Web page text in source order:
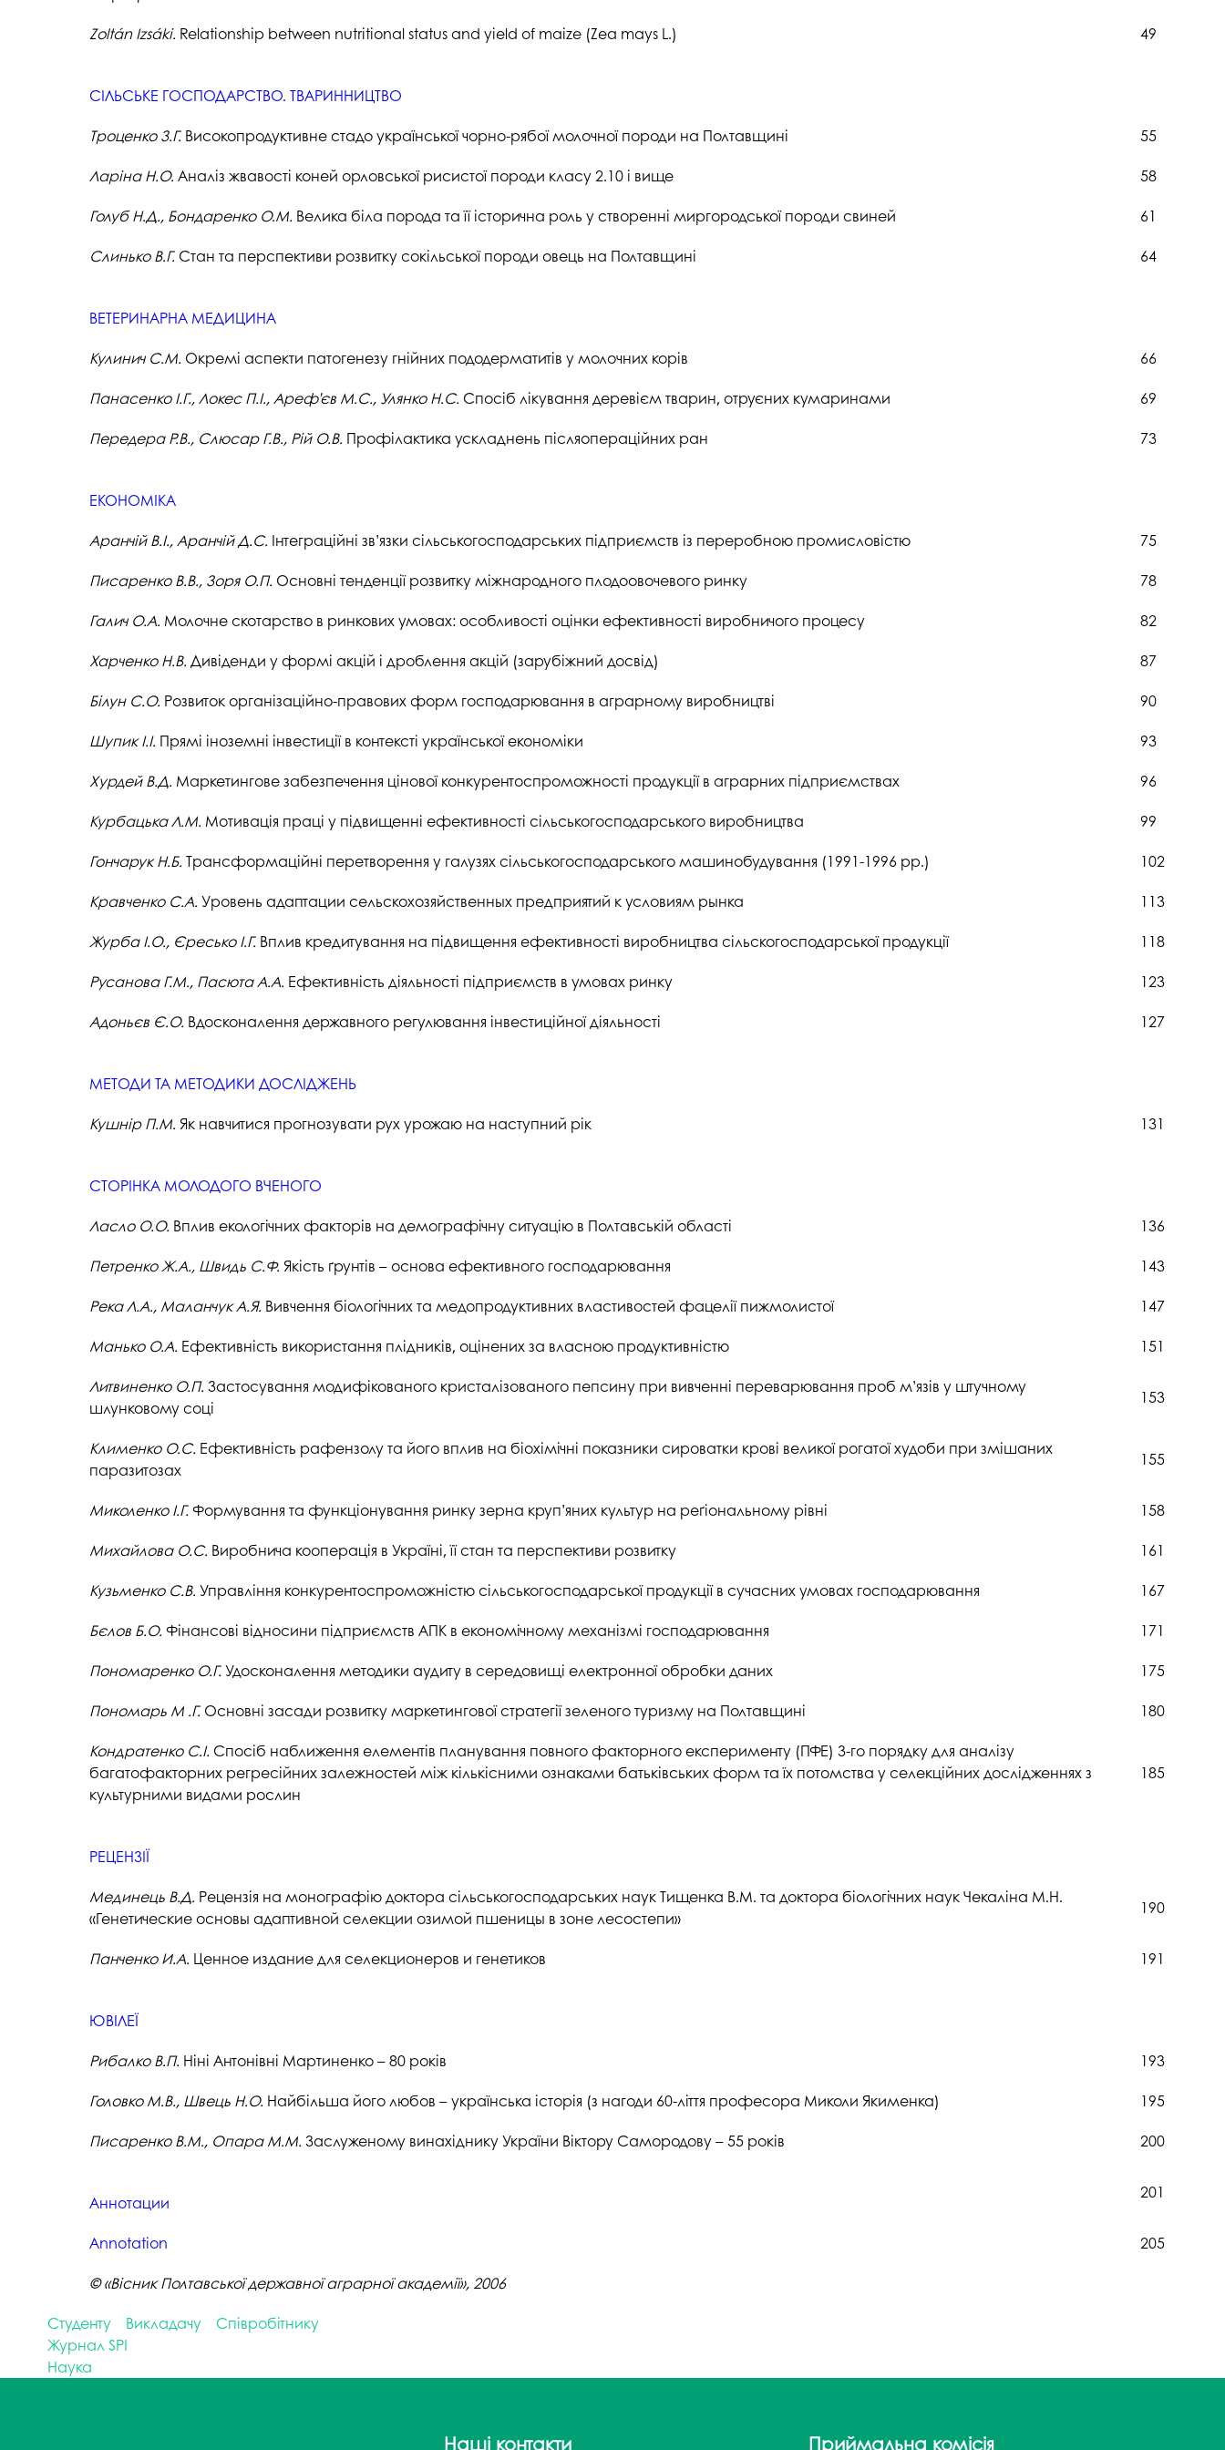
Zoltán Izsáki. Relationship between nutritional status and yield of maize (Zea mays L.) 49
СІЛЬСЬКЕ ГОСПОДАРСТВО. ТВАРИННИЦТВО
Троценко З.Г. Високопродуктивне стадо української чорно-рябої молочної породи на Полтавщині
55
Ларіна Н.О. Аналіз жвавості коней орловської рисистої породи класу 2.10 і вище
58
Голуб Н.Д., Бондаренко О.М. Велика біла порода та її історична роль у створенні миргородської породи свиней
61
Слинько В.Г. Cтан та перспективи розвитку сокільської породи овець на Полтавщині 64
ВЕТЕРИНАРНА МЕДИЦИНА
Кулинич С.М. Окремі аспекти патогенезу гнійних пододерматитів у молочних корів
66
Панасенко І.Г., Локес П.І., Ареф’єв М.С., Улянко Н.С. Спосіб лікування деревієм тварин, отруєних кумаринами
69
Передера Р.В., Слюсар Г.В., Рій О.В. Профілактика ускладнень післяопераційних ран 73
ЕКОНОМІКА
Аранчій В.І.,АранчійД.С. Інтеграційні зв’язки сільськогосподарських підприємств із переробною промисловістю
75
Писаренко В.В., Зоря О.П. Основні тенденції розвитку міжнародного плодоовочевого ринку
78
Галич О.А. Молочне скотарство в ринкових умовах: особливості оцінки ефективності виробничого процесу
82
Харченко Н.В. Дивіденди у формі акцій і дроблення акцій (зарубіжний досвід)
87
Білун С.О. Розвиток організаційно-правових форм господарювання в аграрному виробництві
90
Шупик І.І. Прямі іноземні інвестиції в контексті української економіки
93
Хурдей В.Д. Маркетингове забезпечення цінової конкурентоспроможності продукції в аграрних підприємствах
96
КурбацькаЛ.М. Мотивація праці у підвищенні ефективності сільськогосподарського виробництва
99
Гончарук Н.Б. Трансформаційні перетворення у галузях сільськогосподарського машинобудування (1991-1996 рр.)
102
Кравченко С.А. Уровень адаптации сельскохозяйственных предприятий к условиям рынка
113
Журба І.О., Єресько І.Г. Вплив кредитування на підвищення ефективності виробництва сільскогосподарської продукції
118
Русанова Г.М., Пасюта А.А. Ефективність діяльності підприємств в умовах ринку
123
Адоньєв Є.О. Вдосконалення державного регулювання інвестиційної діяльності 127
МЕТОДИ ТА МЕТОДИКИ ДОСЛІДЖЕНЬ
Кушнір П.М. Як навчитися прогнозувати рух урожаю на наступний рік 131
СТОРІНКА МОЛОДОГО ВЧЕНОГО
Ласло О.О. Вплив екологічних факторів на демографічну ситуацію в Полтавській області
136
Петренко Ж.А., Швидь С.Ф. Якість ґрунтів – основа ефективного господарювання
143
РекаЛ.А., Маланчук А.Я. Вивчення біологічних та медопродуктивних властивостей фацелії пижмолистої
147
Манько О.А. Ефективність використання плідників, оцінених за власною продуктивністю
151
Литвиненко О.П. Застосування модифікованого кристалізованого пепсину при вивченні переварювання проб м’язів у штучному
шлунковому соці
153
Клименко О.С. Ефективність рафензолу та його вплив на біохімічні показники сироватки крові великої рогатої худоби при змішаних
паразитозах
155
Миколенко І.Г.Формування та функціонування ринку зерна круп’яних культур на реґіональному рівні
158
Михайлова О.С. Виробнича кооперація в Україні, її стан та перспективи розвитку
161
Кузьменко С.В. Управління конкурентоспроможністю сільськогосподарської продукції в сучасних умовах господарювання
167
Бєлов Б.О. Фінансові відносини підприємств АПК в економічному механізмі господарювання
171
Пономаренко О.Г.Удосконалення методики аудиту в середовищі електронної обробки даних
175
Пономарь M .Г. Основні засади розвитку маркетингової стратегії зеленого туризму на Полтавщині
180
Кондратенко С.І. Спосіб наближення елементів планування повного факторного експерименту (ПФЕ) 3-го порядку для аналізу
багатофакторних регресійних залежностей між кількісними ознаками батьківських форм та їх потомства у селекційних дослідженнях з
культурними видами рослин
185
РЕЦЕНЗІЇ
Мединець В.Д. Рецензія на монографію доктора сільськогосподарських наук Тищенка В.М. та доктора біологічних наук Чекаліна М.Н.
«Генетические основы адаптивной селекции озимой пшеницы в зоне лесостепи»
190
Панченко И.А. Ценное издание для селекционеров и генетиков 191
ЮВІЛЕЇ
Рибалко В.П. Ніні Антонівні Мартиненко – 80 років
193
Головко М.В., Швець Н.О. Найбільша його любов – українська історія (з нагоди 60-ліття професора Миколи Якименка)
195
Писаренко В.М., Опара М.М. Заслуженому винахіднику України Віктору Самородову – 55 років 200
Аннотации
201
Annotation
205
© «Вісник Полтавської державної аграрної академії», 2006
Студенту
Викладачу
Співробітнику
Журнал SPI
Наука
Наші контакти Приймальна комісія